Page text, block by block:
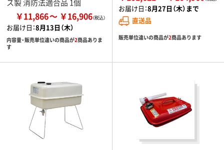
￥11,866 ￥16,906
お届け日：8月13日（木）
内容量・販売単位違いの商品が2商品ありま
す
お届け日：8月27日（木）まで
直送品
販売単位違いの商品が2商品あります